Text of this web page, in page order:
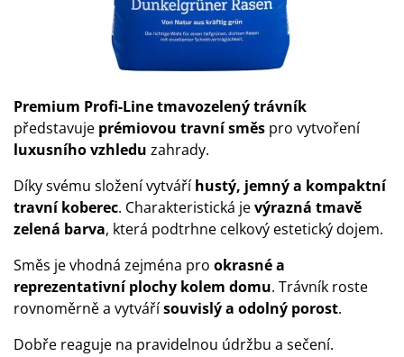
Premium Profi-Line tmavozelený trávník
představuje prémiovou travní směs pro vytvoření
luxusního vzhledu zahrady.
Díky svému složení vytváříhustý, jemný a kompaktní
travní koberec. Charakteristická jevýrazná tmavě
zelená barva, která podtrhne celkový estetický dojem.
Směs je vhodná zejména pro okrasné a
reprezentativní plochy kolem domu. Trávník roste
rovnoměrně a vytvářísouvislý a odolný porost.
Dobře reaguje na pravidelnou údržbu a sečení.